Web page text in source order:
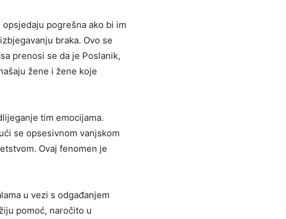
pogrešna ako bi im
braka. Ovo se
prenosi se da je Poslanik,
žene i žene koje
tim emocijama.
se opsesivnom vanjskom
Ovaj fenomen je
u vezi s odgađanjem
pomoć, naročito u